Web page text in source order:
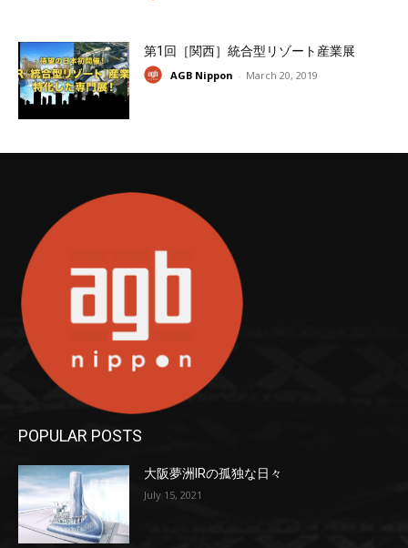
第1回［関西］統合型リゾート産業展
AGB Nippon - March 20, 2019
POPULAR POSTS
大阪夢洲IRの孤独な日々
July 15, 2021